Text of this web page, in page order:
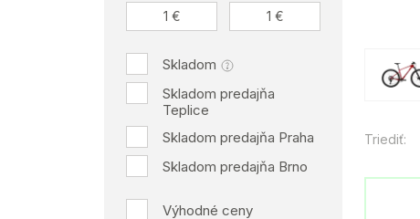
Skladom
Skladom predajňa
Teplice
Skladom predajňa Praha
Skladom predajňa Brno
Výhodné ceny
Triediť: